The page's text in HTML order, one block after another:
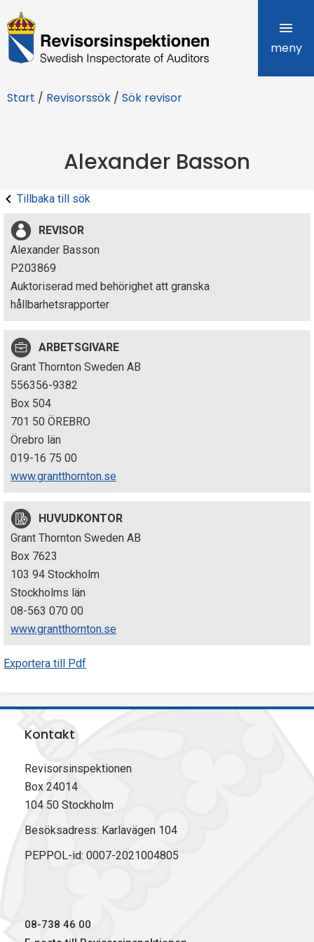
R
e
i
r
s
i
n
s
p
e
k
t
i
o
n
e
n
meny
Start / Revisorssök / Sök revisor
Alexander Basson
Tillbaka till sök
REVISOR
Alexander Basson
P203869
Auktoriserad med behörighet att granska
hållbarhetsrapporter
ARBETSGIVARE
Grant Thornton Sweden AB
556356-9382
Box 504
701 50 ÖREBRO
Örebro län
019-16 75 00
www.grantthornton.se
HUVUDKONTOR
Grant Thornton Sweden AB
Box 7623
103 94 Stockholm
Stockholms län
08-563 070 00
www.grantthornton.se
Exportera till Pdf
Kontakt
Revisorsinspektionen
Box 24014
104 50 Stockholm
Besöksadress: Karlavägen 104
PEPPOL-id: 0007-2021004805
08-738 46 00